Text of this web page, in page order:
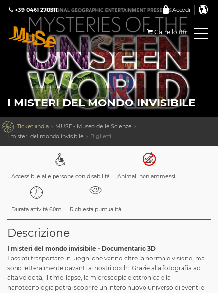
+39 0461 270311 Accedi
Carrello (0)
I MISTERI DEL MONDO INVISIBILE
 Ticketlandia
MUSE - Museo delle Scienze
I misteri del mondo invisibile
Biglietti
Accessibile alle persone con disabilità Animali non ammessi
Durata attività 60m Richiesta puntualità
Descrizione
I misteri del mondo invisibile - Documentario 3D
Lasciati trasportare in luoghi che vanno oltre la normale visione, ma
sono letteralmente davanti ai nostri occhi. Grazie alla fotografia ad
alta velocità, il time-lapse, la microscopia elettronica e la
nanotecnologia potrai scoprire un intero nuovo universo di eventi e